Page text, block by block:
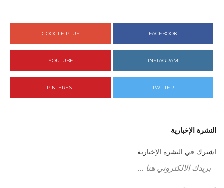
FACEBOOK
GOOGLE PLUS
INSTAGRAM
YOUTUBE
TWITTER
PINTEREST
الإخبارية
في النشرة الإخبارية